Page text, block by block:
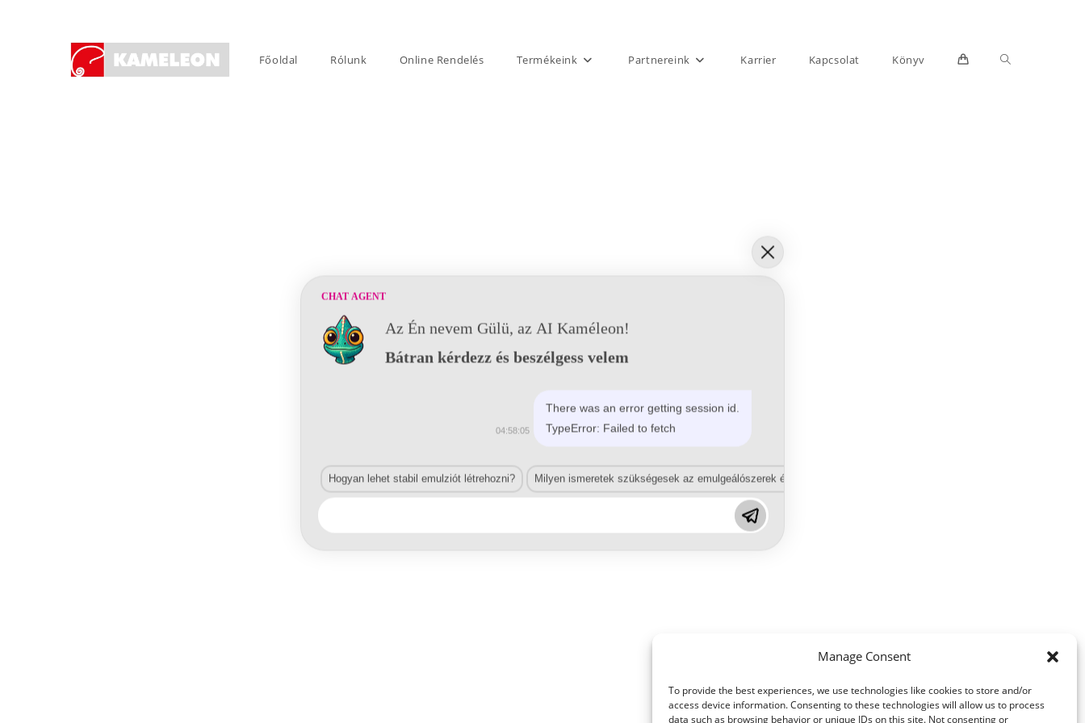
Manage Consent
To provide the best experiences, we use technologies like cookies to store and/or
access device information. Consenting to these technologies will allow us to process
data such as browsing behavior or unique IDs on this site. Not consenting or
Főoldal Rólunk Online Rendelés Termékeink Partnereink Karrier Kapcsolat Könyv Toggle
CHAT AGENT
Az Én nevem Gülü, az AI Kaméleon!
Bátran kérdezz és beszélgess velem
There was an error getting session id.
TypeError: Failed to fetch
04:58:05
Hogyan lehet stabil emulziót létrehozni? Milyen ismeretek szükségesek az emulgeálószerek és diszpergálószerek terén?